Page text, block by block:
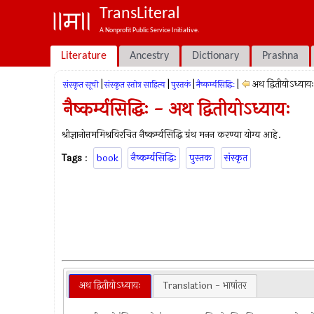
TransLiteral
A Nonprofit Public Service Initiative.
Literature Ancestry Dictionary Prashna
संस्कृत सूची संस्कृत स्तोत्र साहित्य पुस्तकं नैष्कर्म्यसिद्धिः अथ द्वितीयोऽध्यायः
नैष्कर्म्यसिद्धिः - अथ द्वितीयोऽध्यायः
श्रीज्ञानोत्तममिश्रविरचित नैष्कर्म्यसिद्धि ग्रंथ मनन करण्या योग्य आहे.
Tags : book नैष्कर्म्यसिद्धिः पुस्तक संस्कृत
अथ द्वितीयोऽध्यायः Translation - भाषांतर